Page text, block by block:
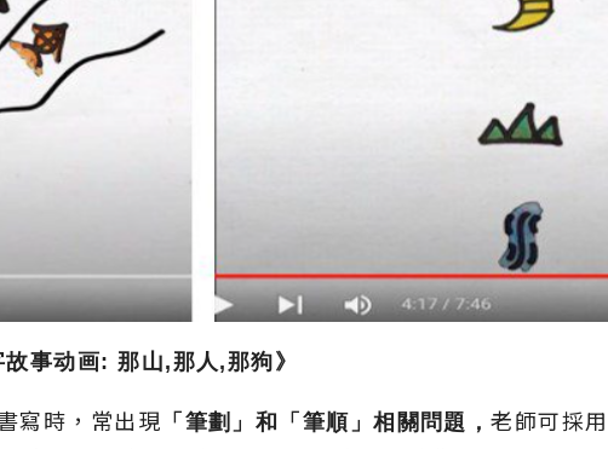
事动画:那山,那人,那狗》
寫時，常出現 「筆劃」和「筆順」相關問題，老師可採用